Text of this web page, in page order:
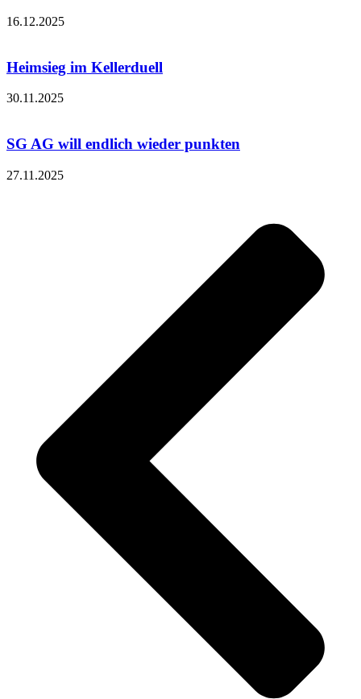
16.12.2025
Heimsieg im Kellerduell
30.11.2025
SG AG will endlich wieder punkten
27.11.2025